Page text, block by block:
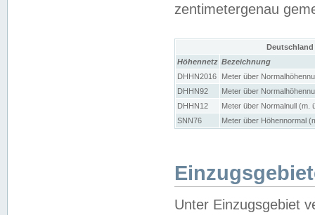
zentimetergenau
Höhennetz Bezeichnung
DHHN2016
Meter über
DHHN92
Meter über
DHHN12
Meter über Normalnull (m.
SNN76
Meter über Höhennormal
Unter Einzugsgebiet